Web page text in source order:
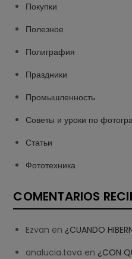
Покупки
Полезное
Полиграфия
Праздники
Промышленность
Советы и уроки по
Статьи
Фототехника
COMENTARIOS
Ezvan en ¿CUANDO
analucia.tova en ¿CON